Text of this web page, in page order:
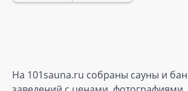
На 101sauna.ru собраны сауны и